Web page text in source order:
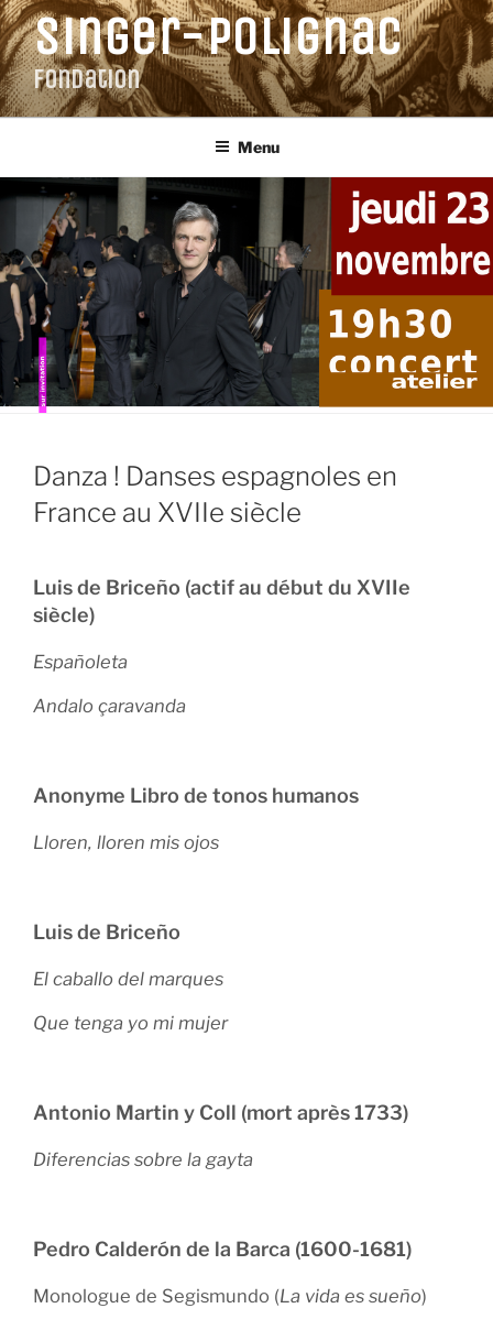
Aller
au
contenu
principal
Singer-Polignac
Fondation
Menu
Danza ! Danses espagnoles en
France au XVIIe siècle
Luis de Briceño (actif au début du XVIIe
siècle)
Españoleta
Andalo çaravanda
Anonyme Libro de tonos humanos
Lloren, lloren mis ojos
Luis de Briceño
El caballo del marques
Que tenga yo mi mujer
Antonio Martin y Coll (mort après 1733)
Diferencias sobre la gayta
Pedro Calderón de la Barca (1600-1681)
Monologue de Segismundo (La vida es sueño)